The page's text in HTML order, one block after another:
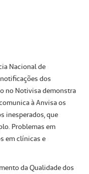
Nacional de
dos
no Notivisa demonstra
à Anvisa os
inesperados, que
Problemas em
em clínicas e
da Qualidade dos